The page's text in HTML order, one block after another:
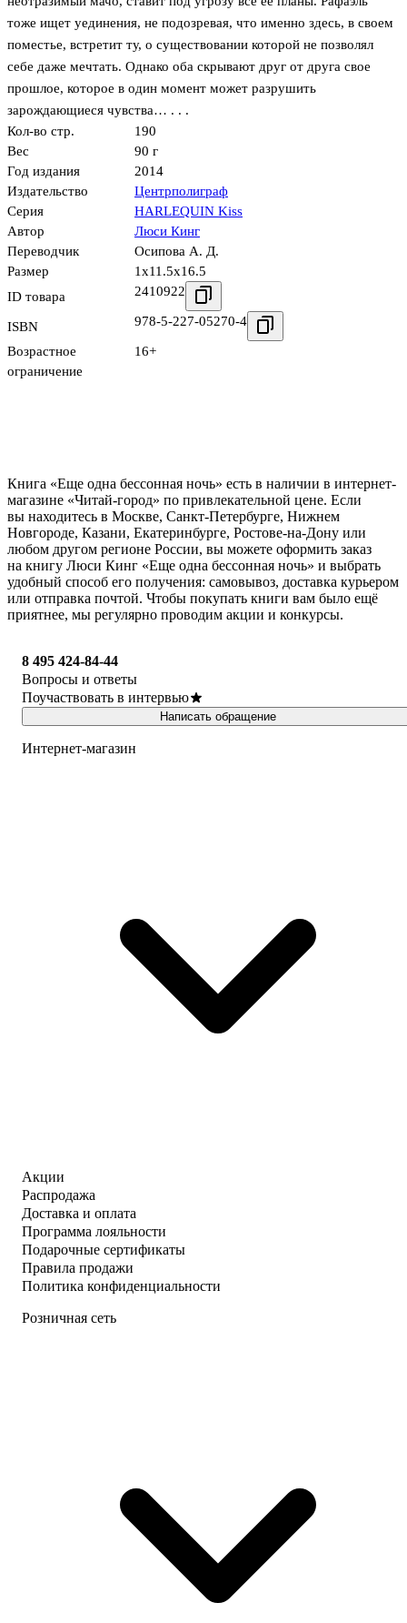
тоже ищет уединения, не подозревая, что именно здесь, в своем
поместье, встретит ту, о существовании которой не позволял
себе даже мечтать. Однако оба скрывают друг от друга свое
прошлое, которое в один момент может разрушить
зарождающиеся чувства… . . .
Кол-во стр.
190
Вес
90 г
Год издания
2014
Издательство
Центрполиграф
Серия
HARLEQUIN Kiss
Автор
Люси Кинг
Переводчик
Осипова А. Д.
Размер
1x11.5x16.5
ID товара
2410922
ISBN 978-5-227-05270-4
Возрастное
ограничение
16+
Книга «Еще одна бессонная ночь» есть в наличии в интернет-
магазине «Читай-город» по привлекательной цене. Если
вы находитесь в Москве, Санкт-Петербурге, Нижнем
Новгороде, Казани, Екатеринбурге, Ростове-на-Дону или
любом другом регионе России, вы можете оформить заказ
на книгу Люси Кинг «Еще одна бессонная ночь» и выбрать
удобный способ его получения: самовывоз, доставка курьером
или отправка почтой. Чтобы покупать книги вам было ещё
приятнее, мы регулярно проводим акции и конкурсы.
8 495 424-84-44
Вопросы и ответы
Поучаствовать в интервью
Написать обращение
Интернет-магазин
Акции
Распродажа
Доставка и оплата
Программа лояльности
Подарочные сертификаты
Правила продажи
Политика конфиденциальности
Розничная сеть